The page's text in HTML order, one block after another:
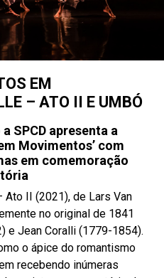
EM
– ATO II E UMBÓ
SPCD apresenta a
Movimentos’ com
em comemoração
Ato II (2021), de Lars Van
no original de 1841
e Jean Coralli (1779-1854).
o ápice do romantismo
recebendo inúmeras